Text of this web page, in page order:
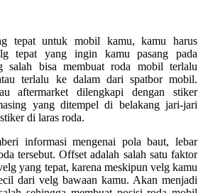
tepat untuk mobil kamu, kamu harus
tepat yang ingin kamu pasang pada
salah bisa membuat roda mobil terlalu
terlalu ke dalam dari spatbor mobil.
aftermarket dilengkapi dengan stiker
yang ditempel di belakang jari-jari
di laras roda.
informasi mengenai pola baut, lebar
tersebut. Offset adalah salah satu faktor
yang tepat, karena meskipun velg kamu
dari velg bawaan kamu. Akan menjadi